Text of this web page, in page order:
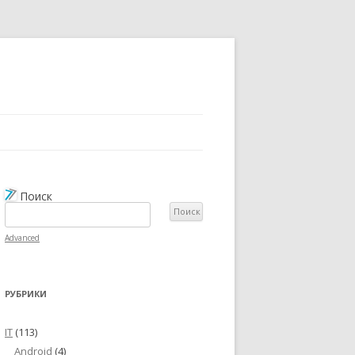
Поиск
Advanced
РУБРИКИ
IT (113)
Android (4)